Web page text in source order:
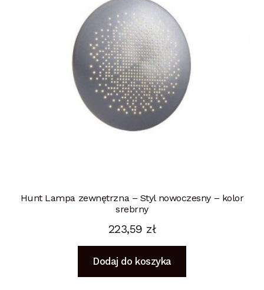
Hunt Lampa zewnętrzna – Styl nowoczesny – kolor
srebrny
223,59 zł
Dodaj do koszyka